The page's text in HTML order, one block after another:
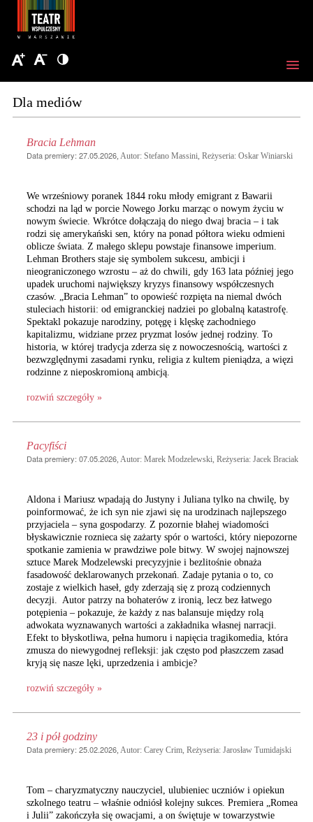
Dla mediów
Bracia Lehman
Data premiery: 27.05.2026, Autor: Stefano Massini, Reżyseria: Oskar Winiarski
We wrześniowy poranek 1844 roku młody emigrant z Bawarii
schodzi na ląd w porcie Nowego Jorku marząc o nowym życiu w
nowym świecie. Wkrótce dołączają do niego dwaj bracia – i tak
rodzi się amerykański sen, który na ponad półtora wieku odmieni
oblicze świata. Z małego sklepu powstaje finansowe imperium.
Lehman Brothers staje się symbolem sukcesu, ambicji i
nieograniczonego wzrostu – aż do chwili, gdy 163 lata później jego
upadek uruchomi największy kryzys finansowy współczesnych
czasów. „Bracia Lehman” to opowieść rozpięta na niemal dwóch
stuleciach historii: od emigranckiej nadziei po globalną katastrofę.
Spektakl pokazuje narodziny, potęgę i klęskę zachodniego
kapitalizmu, widziane przez pryzmat losów jednej rodziny. To
historia, w której tradycja zderza się z nowoczesnością, wartości z
bezwzględnymi zasadami rynku, religia z kultem pieniądza, a więzi
rodzinne z nieposkromioną ambicją.
rozwiń szczegóły »
Pacyfiści
Data premiery: 07.05.2026, Autor: Marek Modzelewski, Reżyseria: Jacek Braciak
Aldona i Mariusz wpadają do Justyny i Juliana tylko na chwilę, by
poinformować, że ich syn nie zjawi się na urodzinach najlepszego
przyjaciela – syna gospodarzy. Z pozornie błahej wiadomości
błyskawicznie roznieca się zażarty spór o wartości, który niepozorne
spotkanie zamienia w prawdziwe pole bitwy. W swojej najnowszej
sztuce Marek Modzelewski precyzyjnie i bezlitośnie obnaża
fasadowość deklarowanych przekonań. Zadaje pytania o to, co
zostaje z wielkich haseł, gdy zderzają się z prozą codziennych
decyzji. Autor patrzy na bohaterów z ironią, lecz bez łatwego
potępienia – pokazuje, że każdy z nas balansuje między rolą
adwokata wyznawanych wartości a zakładnika własnej narracji.
Efekt to błyskotliwa, pełna humoru i napięcia tragikomedia, która
zmusza do niewygodnej refleksji: jak często pod płaszczem zasad
kryją się nasze lęki, uprzedzenia i ambicje?
rozwiń szczegóły »
23 i pół godziny
Data premiery: 25.02.2026, Autor: Carey Crim, Reżyseria: Jarosław Tumidajski
Tom – charyzmatyczny nauczyciel, ulubieniec uczniów i opiekun
szkolnego teatru – właśnie odniósł kolejny sukces. Premiera „Romea
i Julii” zakończyła się owacjami, a on świętuje w towarzystwie